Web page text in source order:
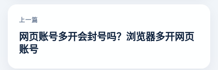
上一篇
网页账号多开会封号吗？浏览器多开网页
账号